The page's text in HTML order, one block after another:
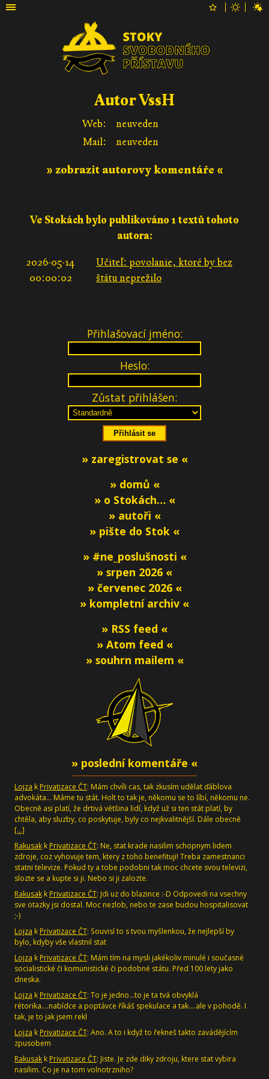
Autor VssH
Web:
neuveden
Mail:
neuveden
» zobrazit autorovy komentáře «
Ve Stokách bylo publikováno 1 textů tohoto
autora:
2026-05-14
00:00:02
Učiteľ: povolanie, ktoré by bez
štátu neprežilo
Přihlašovací jméno:
Heslo:
Zůstat přihlášen:
» zaregistrovat se «
» domů «
» o Stokách… «
» autoři «
» pište do Stok «
» #ne_poslušnosti «
» srpen 2026 «
» červenec 2026 «
» kompletní archiv «
» RSS feed «
» Atom feed «
» souhrn mailem «
» poslední komentáře «
Lojza k Privatizace ČT: Mám chvíli cas, tak zkusím udělat ďáblova
advokáta... Máme tu stát. Holt to tak je, někomu se to líbí, někomu ne.
Obecně asi platí, že drtivá většina lidí, když už si ten stát platí, by
chtěla, aby sluzby, co poskytuje, byly co nejkvalitnější. Dále obecně
[…]
Rakusak k Privatizace ČT: Ne, stat krade nasilim schopnym lidem
zdroje, coz vyhovuje tem, ktery z toho benefituji! Treba zamestnanci
statni televize. Pokud ty a tobe podobni tak moc chcete svou televizi,
slozte se a kupte si ji. Nebo si ji zalozte.
Rakusak k Privatizace ČT: Jdi uz do blazince :-D Odpovedi na vsechny
sve otazky jsi dostal. Moc nezlob, nebo te zase budou hospitalisovat
;-)
Lojza k Privatizace ČT: Souvisí to s tvou myšlenkou, že nejlepší by
bylo, kdyby vše vlastnil stat
Lojza k Privatizace ČT: Mám tím na mysli jakékoliv minulé i současné
socialistické či komunistické či podobné státu. Před 100 lety jako
dneska.
Lojza k Privatizace ČT: To je jedno...to je ta tvá obvyklá
rétorika....nabídce a poptávce říkáš spekulace a tak....ale v pohodě. I
tak, je to jak jsem rekl
Lojza k Privatizace ČT: Ano. A to i když to řekneš takto zavádějícím
zpusobem
Rakusak k Privatizace ČT: Jiste. Je zde diky zdroju, ktere stat vybira
nasilim. Co je na tom volnotrzniho?